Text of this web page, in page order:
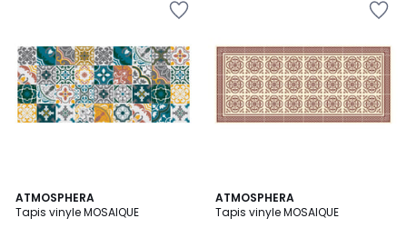
ATMOSPHERA
Tapis vinyle MOSAIQUE
5
/
ATMOSPHERA
Tapis vinyle MOSAIQUE